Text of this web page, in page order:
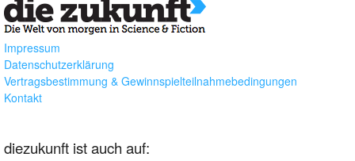
Impressum
Datenschutzerklärung
Vertragsbestimmung & Gewinnspielteilnahmebedingungen
Kontakt
diezukunft ist auch auf: